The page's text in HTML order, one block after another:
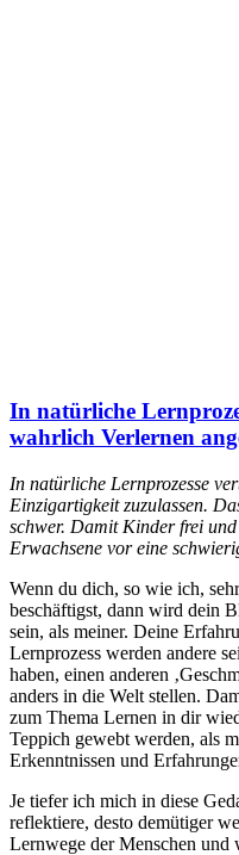
In natürliche
wahrlich Verlernen
In natürliche Lernprozesse
Einzigartigkeit zuzulassen.
schwer. Damit Kinder frei
Erwachsene vor eine
Wenn du dich, so wie ich,
beschäftigst, dann wird dein
sein, als meiner. Deine
Lernprozess werden andere
haben, einen anderen
anders in die Welt stellen.
zum Thema Lernen in dir
Teppich gewebt werden, als
Erkenntnissen und
Je tiefer ich mich in diese
reflektiere, desto demütiger
Lernwege der Menschen und